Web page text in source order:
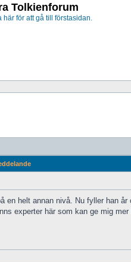
Tolkienforum
här för att gå till förstasidan.
helt annan nivå. Nu fyller han
experter här som kan ge mig